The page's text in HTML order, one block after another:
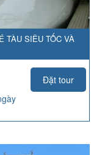
TÀU SIÊU TỐC VÀ
Đặt tour